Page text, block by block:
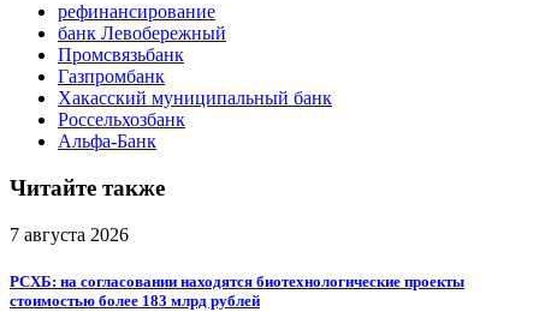
рефинансирование
банк Левобережный
Промсвязьбанк
Газпромбанк
Хакасский муниципальный банк
Россельхозбанк
Альфа-Банк
Читайте также
7 августа 2026
РСХБ: на согласовании находятся биотехнологические проекты
стоимостью более 183 млрд рублей